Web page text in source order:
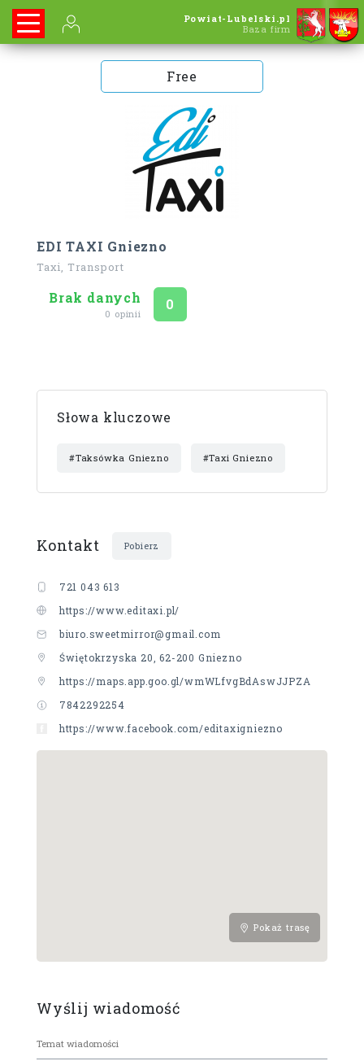
Powiat-Lubelski.pl
Baza firm
Free
EDI TAXI Gniezno
Taxi, Transport
Brak danych
0 opinii
Ocena
0
Słowa kluczowe
#Taksówka Gniezno #Taxi Gniezno
Kontakt Pobierz
721 043 613
https://www.editaxi.pl/
biuro.sweetmirror@gmail.com
Świętokrzyska 20, 62-200 Gniezno
https://maps.app.goo.gl/wmWLfvgBdAswJJPZA
7842292254
https://www.facebook.com/editaxigniezno
Pokaż trasę
Wyślij wiadomość